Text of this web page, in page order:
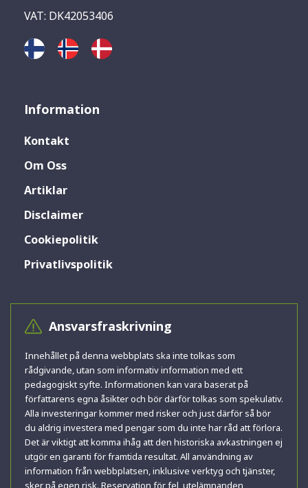
VAT: DK42053406
Information
Kontakt
Om Oss
Artiklar
Disclaimer
Cookiepolitik
Privatlivspolitik
Ansvarsfraskrivning
Innehållet på denna webbplats ska inte tolkas som
rådgivande, utan som informativ information med ett
pedagogiskt syfte. Informationen kan vara baserat på
författarens egna åsikter och bör därför tolkas som spekulativ.
Alla investeringar kommer med risker och just därför så bör
du aldrig investera med pengar som du inte har råd att förlora.
Det är viktigt att komma ihåg att den historiska avkastningen ej
utgör en garanti för framtida resultat. All användning av
information från webbplatsen, inklusive verktyg och tjänster,
sker på egen risk. Reservation för fel, utelämnanden,